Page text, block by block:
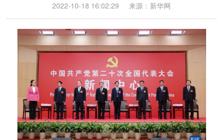
2022-10-18 16:02:29 来源：新华网